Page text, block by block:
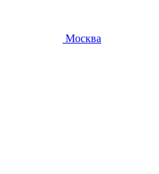
Москва